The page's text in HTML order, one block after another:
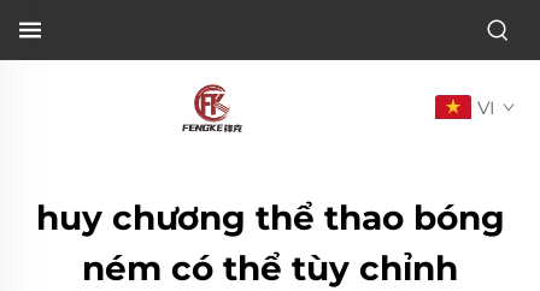
VI
huy chương thể thao bóng
ném có thể tùy chỉnh